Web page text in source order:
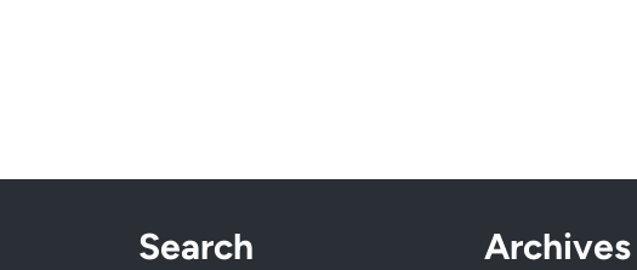
Search Archives